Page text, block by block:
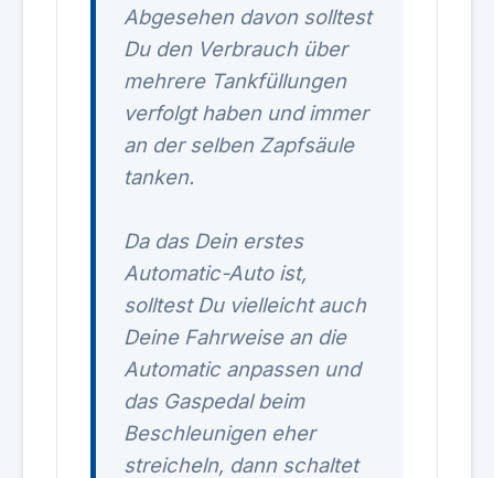
Abgesehen davon solltest
Du den Verbrauch über
mehrere Tankfüllungen
verfolgt haben und immer
an der selben Zapfsäule
tanken.
Da das Dein erstes
Automatic-Auto ist,
solltest Du vielleicht auch
Deine Fahrweise an die
Automatic anpassen und
das Gaspedal beim
Beschleunigen eher
streicheln, dann schaltet